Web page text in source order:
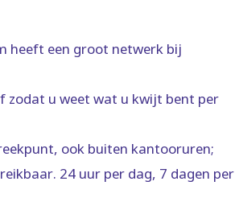
heeft een groot netwerk bij
zodat u weet wat u kwijt bent per
ook buiten kantooruren;
24 uur per dag, 7 dagen per